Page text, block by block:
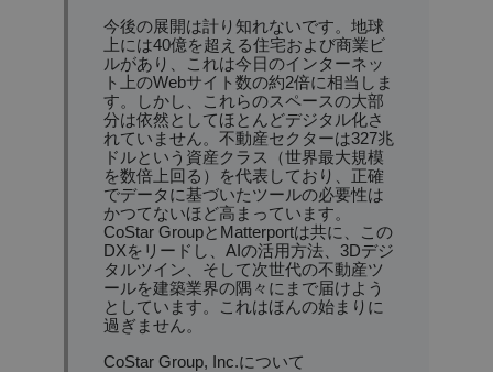
今後の展開は計り知れないです。地球
上には40億を超える住宅および商業ビ
ルがあり、これは今日のインターネッ
ト上のWebサイト数の約2倍に相当しま
す。しかし、これらのスペースの大部
分は依然としてほとんどデジタル化さ
れていません。不動産セクターは327兆
ドルという資産クラス（世界最大規模
を数倍上回る）を代表しており、正確
でデータに基づいたツールの必要性は
かつてないほど高まっています。
CoStar GroupとMatterportは共に、この
DXをリードし、AIの活用方法、3Dデジ
タルツイン、そして次世代の不動産ツ
ールを建築業界の隅々にまで届けよう
としています。これはほんの始まりに
過ぎません。
CoStar Group, Inc.について